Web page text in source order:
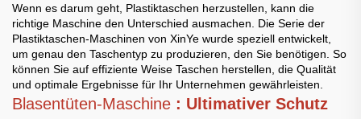
Wenn es darum geht, Plastiktaschen herzustellen, kann die
richtige Maschine den Unterschied ausmachen. Die Serie der
Plastiktaschen-Maschinen von XinYe wurde speziell entwickelt,
um genau den Taschentyp zu produzieren, den Sie benötigen. So
können Sie auf effiziente Weise Taschen herstellen, die Qualität
und optimale Ergebnisse für Ihr Unternehmen gewährleisten.
Blasentüten-Maschine : Ultimativer Schutz